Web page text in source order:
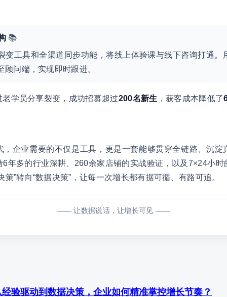
📚
变工具和全渠道同步功能，将线上体验课与线下咨询打通。
顾问端，实现即时跟进。
学员分享裂变，成功招募超过200名新生 ，获客成本降低了
，企业需要的不仅是工具，更是一套能够贯穿全链路、沉淀
6年多的行业深耕、260余家店铺的实战验证，以及7×24小时
策”转向“数据决策”，让每一次增长都有据可循、有路可追。
—— 让数据说话，让增长可见 ——
验驱动到数据决策，企业如何精准掌控增长节奏？